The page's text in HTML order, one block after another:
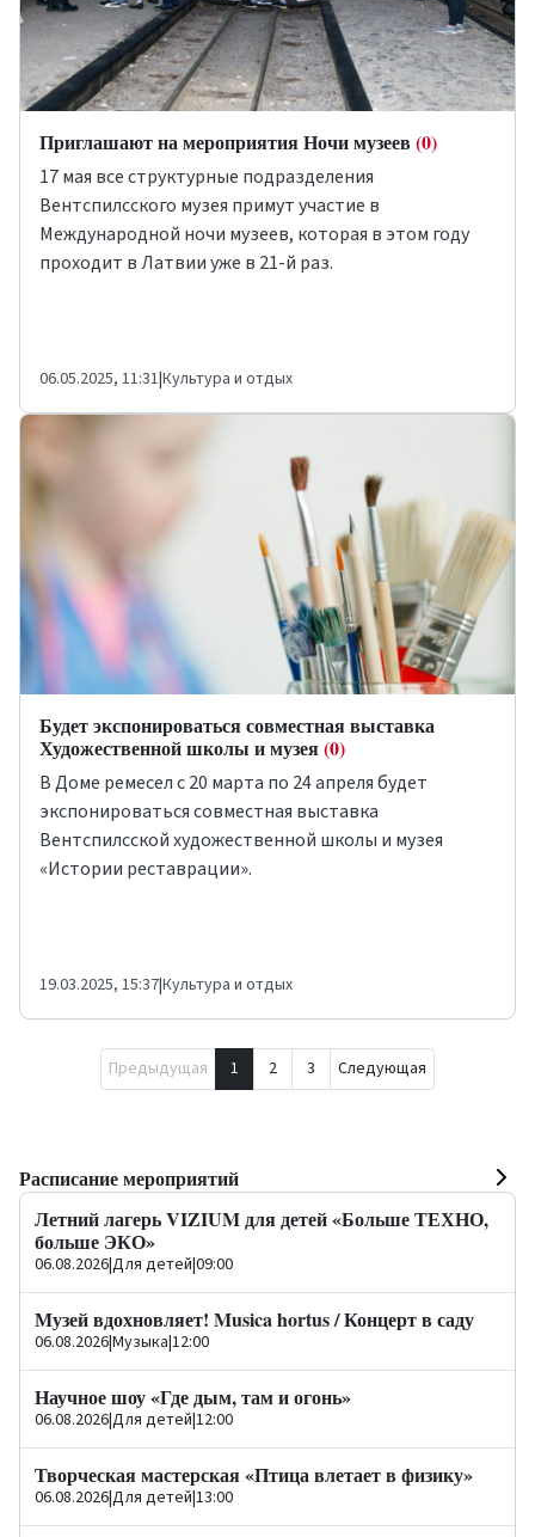
Приглашают на мероприятия Ночи музеев (0)
17 мая все структурные подразделения
Вентспилсского музея примут участие в
Международной ночи музеев, которая в этом году
проходит в Латвии уже в 21-й раз.
06.05.2025, 11:31|Культура и отдых
Будет экспонироваться ​​совместная выставка
Художественной школы и музея(0)
В Доме ремесел с 20 марта по 24 апреля будет
экспонироваться совместная выставка
Вентспилсской художественной школы и музея
«Истории реставрации».
19.03.2025, 15:37|Культура и отдых
Предыдущая 1 2 3 Следующая
Расписание мероприятий
Летний лагерь VIZIUM для детей «Больше ТЕХНО,
больше ЭКО»
06.08.2026|Для детей|09:00
Музей вдохновляет! Musica hortus / Концерт в саду
06.08.2026|Музыка|12:00
Научное шоу «Где дым, там и огонь»
06.08.2026|Для детей|12:00
Творческая мастерская «Птица влетает в физику»
06.08.2026|Для детей|13:00